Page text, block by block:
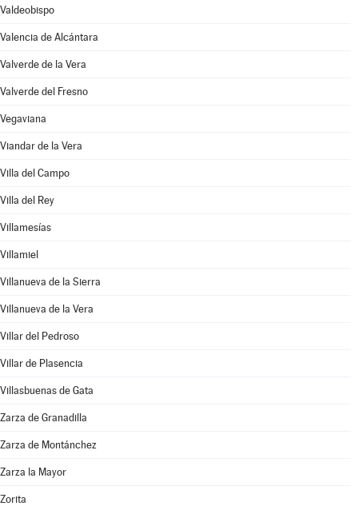
Valdeobispo
Valencia de Alcántara
Valverde de la Vera
Valverde del Fresno
Vegaviana
Viandar de la Vera
Villa del Campo
Villa del Rey
Villamesías
Villamiel
Villanueva de la Sierra
Villanueva de la Vera
Villar del Pedroso
Villar de Plasencia
Villasbuenas de Gata
Zarza de Granadilla
Zarza de Montánchez
Zarza la Mayor
Zorita